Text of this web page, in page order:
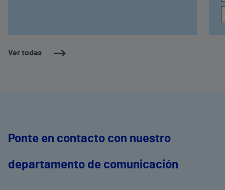
Ver todas
Ponte en contacto con nuestro
departamento de comunicación